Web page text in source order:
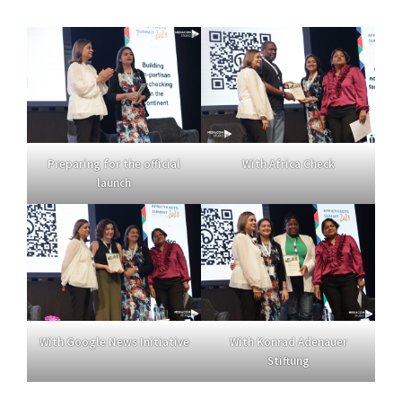
Preparing for the official
launch
With Africa Check
With Google News Initiative
With Konrad Adenauer
Stiftung